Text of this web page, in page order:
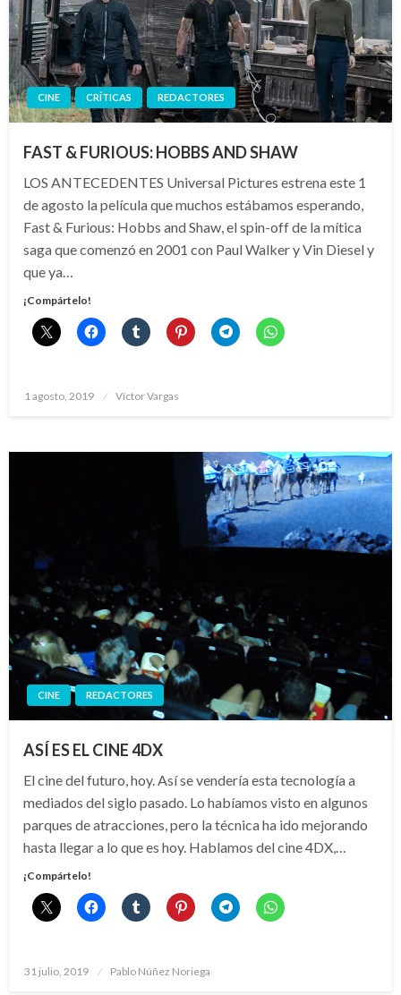
CINE CRÍTICAS REDACTORES
FAST & FURIOUS: HOBBS AND SHAW
LOS ANTECEDENTES Universal Pictures estrena este 1
de agosto la película que muchos estábamos esperando,
Fast & Furious: Hobbs and Shaw, el spin-off de la mítica
saga que comenzó en 2001 con Paul Walker y Vin Diesel y
que ya…
¡Compártelo!
Publicado
1 agosto, 2019 Víctor Vargas
CINE REDACTORES
ASÍ ES EL CINE 4DX
El cine del futuro, hoy. Así se vendería esta tecnología a
mediados del siglo pasado. Lo habíamos visto en algunos
parques de atracciones, pero la técnica ha ido mejorando
hasta llegar a lo que es hoy. Hablamos del cine 4DX,…
¡Compártelo!
Publicado
31 julio, 2019 Pablo Núñez Noriega